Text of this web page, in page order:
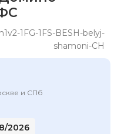
1FG-1FS-BESH-belyj-
shamoni-CH
и СПб
2026